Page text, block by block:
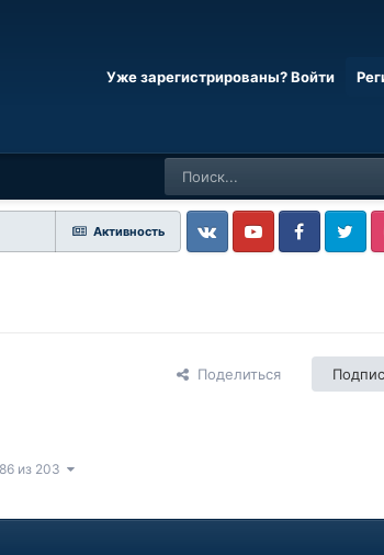
Уже зарегистрированы? Войти
Активность
VkontakteYouTube FacebookTwitter
Поделиться
из 203